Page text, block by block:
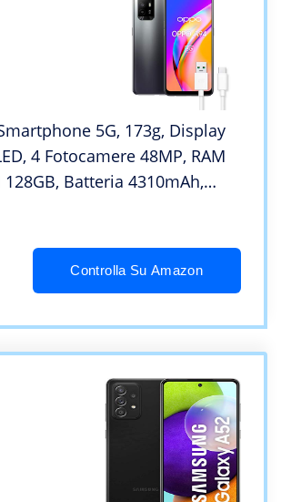
5G, 173g, Display
4 Fotocamere 48MP, RAM
128GB, Batteria 4310mAh,
30W, Dual Sim, con cavo
Controlla Su Amazon